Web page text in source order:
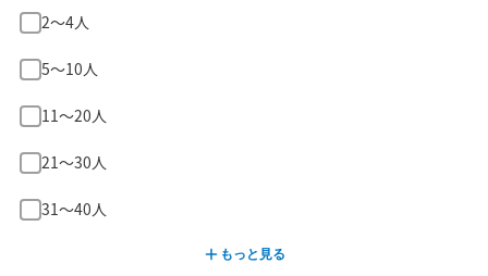
2〜4人
5〜10人
11〜20人
21〜30人
31〜40人
もっと見る